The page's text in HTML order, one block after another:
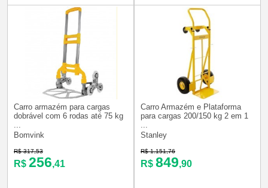
Carro armazém para cargas
dobrável com 6 rodas até 75 kg
Bomvink
R$ 317,53
R$ 256,41
Carro Armazém e Plataforma
para cargas 200/150 kg 2 em 1
Stanley
R$ 1.151,76
R$ 849,90